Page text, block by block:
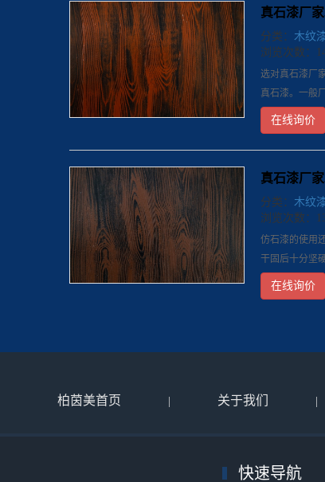
真石漆厂
分类： 木纹
浏览次数：
选对真石漆厂
真石漆。一般
在线询价
真石漆厂
分类： 木纹
浏览次数：
仿石漆的使用
干固后十分坚
在线询价
柏茵美首页 | 关于我们 |
快速导航